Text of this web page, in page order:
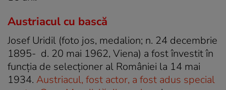
Austriacul cu bască
Josef Uridil (foto jos, medalion; n. 24 decembrie
1895- d. 20 mai 1962, Viena) a fost învestit în
funcţia de selecţioner al României la 14 mai
1934. Austriacul, fost actor, a fost adus special